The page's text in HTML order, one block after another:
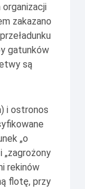
organizacji
zakazano
gatunków
są
) i ostronos
„o
„zagrożony
rekinów
flotę, przy